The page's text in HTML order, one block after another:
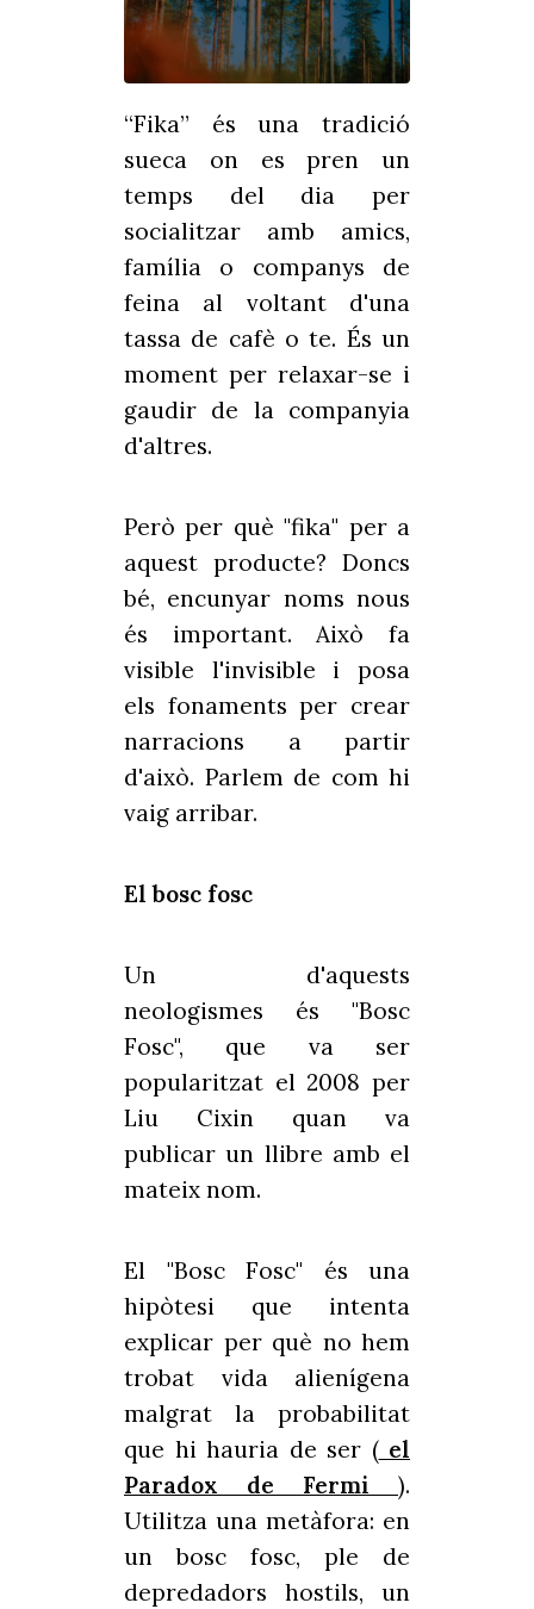
“Fika” és una tradició
sueca on es pren un
temps del dia per
socialitzar amb amics,
família o companys de
feina al voltant d'una
tassa de cafè o te. És un
moment per relaxar-se i
gaudir de la companyia
d'altres.
Però per què "fika" per a
aquest producte? Doncs
bé, encunyar noms nous
és important. Això fa
visible l'invisible i posa
els fonaments per crear
narracions a partir
d'això. Parlem de com hi
vaig arribar.
El bosc fosc
Un d'aquests
neologismes és "Bosc
Fosc", que va ser
popularitzat el 2008 per
Liu Cixin quan va
publicar un llibre amb el
mateix nom.
El "Bosc Fosc" és una
hipòtesi que intenta
explicar per què no hem
trobat vida alienígena
malgrat la probabilitat
que hi hauria de ser ( el
Paradox de Fermi
).
Utilitza una metàfora: en
un bosc fosc, ple de
depredadors hostils, un